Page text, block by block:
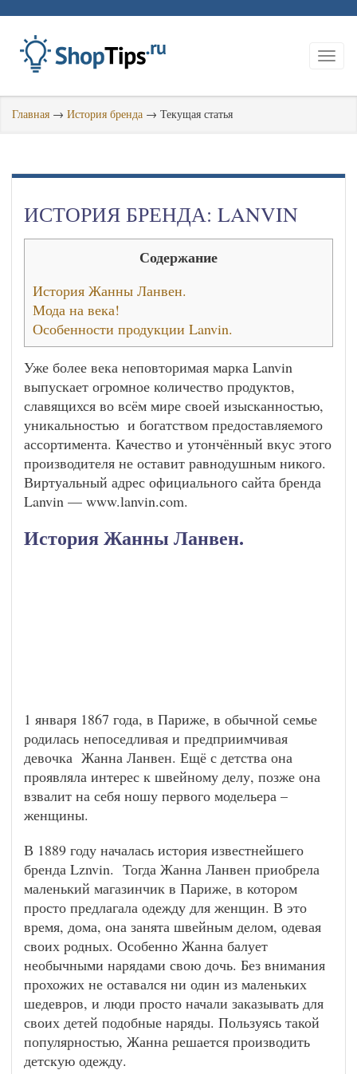
Главная → История бренда → Текущая статья
ИСТОРИЯ БРЕНДА: LANVIN
Содержание
История Жанны Ланвен.
Мода на века!
Особенности продукции Lanvin.
Уже более века неповторимая марка Lanvin
выпускает огромное количество продуктов,
славящихся во всём мире своей изысканностью,
уникальностью и богатством предоставляемого
ассортимента. Качество и утончённый вкус этого
производителя не оставит равнодушным никого.
Виртуальный адрес официального сайта бренда
Lanvin — www.lanvin.com.
История Жанны Ланвен.
1 января 1867 года, в Париже, в обычной семье
родилась непоседливая и предприимчивая
девочка Жанна Ланвен. Ещё с детства она
проявляла интерес к швейному делу, позже она
взвалит на себя ношу первого модельера –
женщины.
В 1889 году началась история известнейшего
бренда Lznvin. Тогда Жанна Ланвен приобрела
маленький магазинчик в Париже, в котором
просто предлагала одежду для женщин. В это
время, дома, она занята швейным делом, одевая
своих родных. Особенно Жанна балует
необычными нарядами свою дочь. Без внимания
прохожих не оставался ни один из маленьких
шедевров, и люди просто начали заказывать для
своих детей подобные наряды. Пользуясь такой
популярностью, Жанна решается производить
детскую одежду.